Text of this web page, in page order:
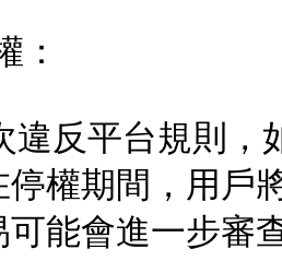
：
反平台規則，
停權期間，用戶
能會進一步審